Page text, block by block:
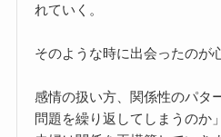
れていく。
そのような時に出会ったのが
感情の扱い方、関係性のパタ
問題を繰り返してしまうのか